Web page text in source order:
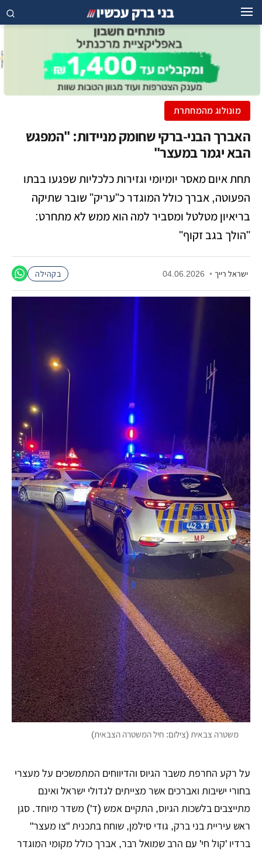
מונולוג מהמחתרת
האברך הבני-ברקי שחומק מניידות: "המפגש
הבא יגמר במעצר"
תחת איום מאסר יומיומי וגזירות כלכליות שפגעו בבתו
הפעוטה, אברך כולל המוגדר כ"עריק" שובר שתיקה
בריאיון מטלטל ומסביר למה הוא ממש לא מתחרט:
"הולך בגב זקוף"
ישראל רייך •
04.06.2026 בקהילה
משטרה צבאית (צילום: חיל המשטרה הצבאית)
על רקע החרפת משבר הגיוס והדיווחים המתמשכים על מעצרי
בחורי ישיבות ואברכים אשר מצייתים לגדולי ישראל ואינם
מתייצבים בלשכות הגיוס, התקיים אמש (ד') משדר מיוחד. סגן
ראש עיריית בני ברק, גודי סילמן, שוחח בתכנית "צו מעצר"
ברדיו 'קול חי' עם הרב שמואל רבר, אברך כולל מקומי המוגדר